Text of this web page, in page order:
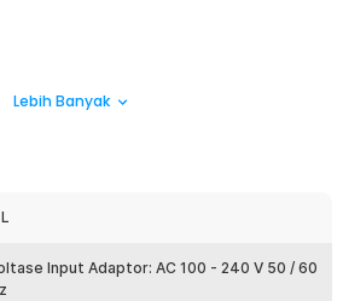
ideal untuk apartemen, kamar kos,
pada pakaian. Putaran mesin yang
cuci konvensional.
Lebih Banyak
Input Adaptor: AC 100 - 240 V 50 / 60